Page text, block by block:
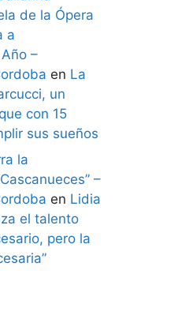
de la Ópera
a
–
en La
un
con 15
sus sueños
la
–
en Lidia
el talento
pero la